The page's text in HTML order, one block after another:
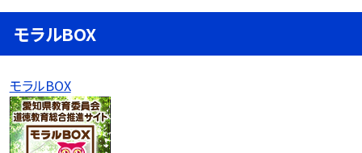
モラルBOX
モラルBOX